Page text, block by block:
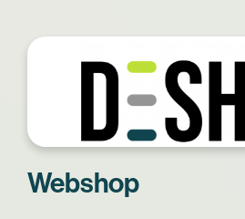
Webshop